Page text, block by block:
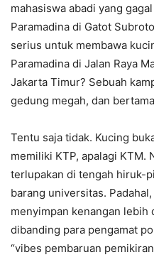
mahasiswa abadi yang
Paramadina di Gatot
serius untuk membawa
Paramadina di Jalan Raya
Jakarta Timur? Sebuah
gedung megah, dan
Tentu saja tidak. Kucing
memiliki KTP, apalagi KTM.
terlupakan di tengah hiruk-
barang universitas.
menyimpan kenangan lebih
dibanding para pengamat
“vibes pembaruan pemikiran